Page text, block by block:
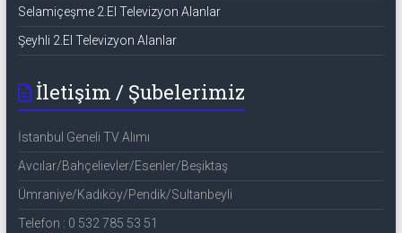
Selamiçeşme 2.El Televizyon Alanlar
Şeyhli 2.El Televizyon Alanlar
İletişim / Şubelerimiz
İstanbul Geneli TV Alımı
Avcılar/Bahçelievler/Esenler/Beşiktaş
Ümraniye/Kadıköy/Pendik/Sultanbeyli
Telefon : 0 532 785 53 51